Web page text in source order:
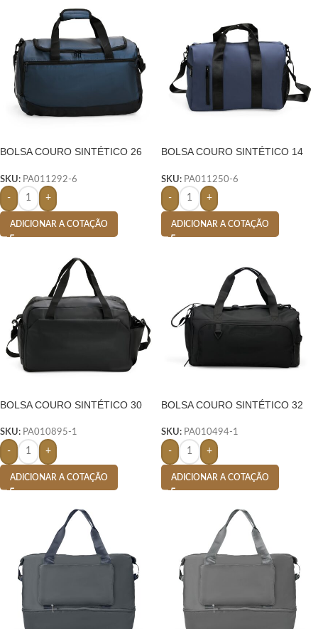
BOLSA COURO SINTÉTICO 26
SKU: PA011292-6
- +
ADICIONAR A COTAÇÃO
BOLSA COURO SINTÉTICO 14
SKU: PA011250-6
- +
ADICIONAR A COTAÇÃO
BOLSA COURO SINTÉTICO 30
SKU: PA010895-1
- +
ADICIONAR A COTAÇÃO
BOLSA COURO SINTÉTICO 32
SKU: PA010494-1
- +
ADICIONAR A COTAÇÃO